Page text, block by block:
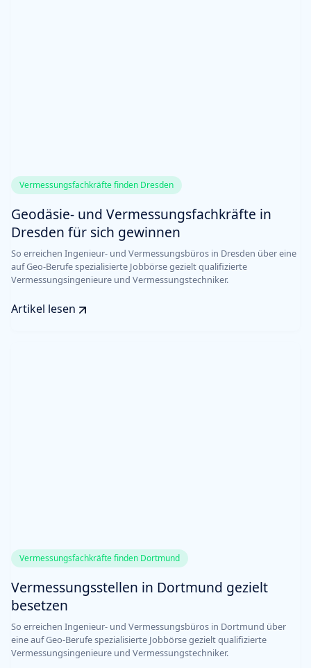
Vermessungsfachkräfte finden Dresden
Geodäsie- und Vermessungsfachkräfte in
Dresden für sich gewinnen
So erreichen Ingenieur- und Vermessungsbüros in Dresden über eine
auf Geo-Berufe spezialisierte Jobbörse gezielt qualifizierte
Vermessungsingenieure und Vermessungstechniker.
Artikel lesen
Vermessungsfachkräfte finden Dortmund
Vermessungsstellen in Dortmund gezielt
besetzen
So erreichen Ingenieur- und Vermessungsbüros in Dortmund über
eine auf Geo-Berufe spezialisierte Jobbörse gezielt qualifizierte
Vermessungsingenieure und Vermessungstechniker.